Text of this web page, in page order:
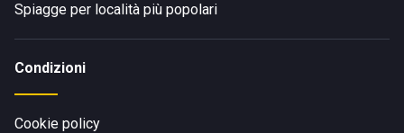
Spiagge per località più popolari
Condizioni
Cookie policy